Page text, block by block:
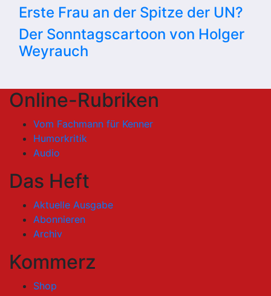
Erste Frau an der Spitze der UN?
Der Sonntagscartoon von Holger
Weyrauch
Online-Rubriken
Vom Fachmann für Kenner
Humorkritik
Audio
Das Heft
Aktuelle Ausgabe
Abonnieren
Archiv
Kommerz
Shop